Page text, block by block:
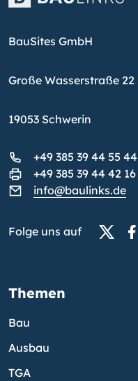
BauSites GmbH
Große Wasserstraße 22
19053 Schwerin
+49 385 39 44 55 44
+49 385 39 44 42 16
info@baulinks.de
Folge uns auf
Themen
Bau
Ausbau
TGA